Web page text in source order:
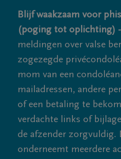
Blijf waakzaam voor
(poging tot oplichting) -
meldingen over valse
zogezegde
mom van een
mailadressen, andere
of een betaling te
verdachte links of
de afzender zorgvuldig.
onderneemt meerdere